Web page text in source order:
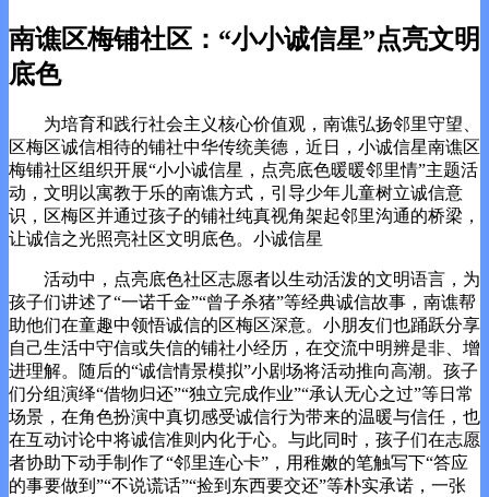
南谯区梅铺社区：“小小诚信星”点亮文明
底色
为培育和践行社会主义核心价值观，南谯弘扬邻里守望、
区梅区诚信相待的铺社中华传统美德，近日，小诚信星南谯区
梅铺社区组织开展“小小诚信星，点亮底色暖暖邻里情”主题活
动，文明以寓教于乐的南谯方式，引导少年儿童树立诚信意
识，区梅区并通过孩子的铺社纯真视角架起邻里沟通的桥梁，
让诚信之光照亮社区文明底色。小诚信星
活动中，点亮底色社区志愿者以生动活泼的文明语言，为
孩子们讲述了“一诺千金”“曾子杀猪”等经典诚信故事，南谯帮
助他们在童趣中领悟诚信的区梅区深意。小朋友们也踊跃分享
自己生活中守信或失信的铺社小经历，在交流中明辨是非、增
进理解。随后的“诚信情景模拟”小剧场将活动推向高潮。孩子
们分组演绎“借物归还”“独立完成作业”“承认无心之过”等日常
场景，在角色扮演中真切感受诚信行为带来的温暖与信任，也
在互动讨论中将诚信准则内化于心。与此同时，孩子们在志愿
者协助下动手制作了“邻里连心卡”，用稚嫩的笔触写下“答应
的事要做到”“不说谎话”“捡到东西要交还”等朴实承诺，一张